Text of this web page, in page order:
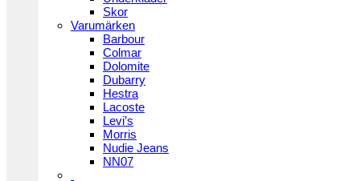
Skor
Varumärken
Barbour
Colmar
Dolomite
Dubarry
Hestra
Lacoste
Levi’s
Morris
Nudie Jeans
NN07